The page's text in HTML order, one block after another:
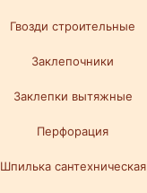
Гвозди строительные
Заклепочники
Заклепки вытяжные
Перфорация
Шпилька сантехническая